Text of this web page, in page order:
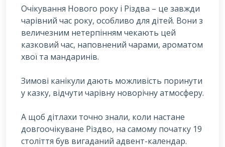
Очікування Нового року і Різдва – це завжди
чарівний час року, особливо для дітей. Вони з
величезним нетерпінням чекають цей
казковий час, наповнений чарами, ароматом
хвої та мандаринів.
Зимові канікули дають можливість поринути
у казку, відчути чарівну новорічну атмосферу.
А щоб дітлахи точно знали, коли настане
довгоочікуване Різдво, на самому початку 19
століття був вигаданий адвент-календар.